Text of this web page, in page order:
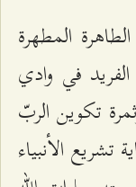
المطهرة
في وادي
تكوين الربّ
تشريع الأنبياء